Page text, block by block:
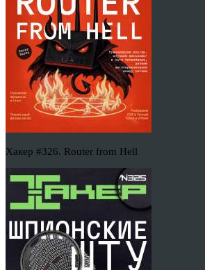
Хакер #326. Router from Hell